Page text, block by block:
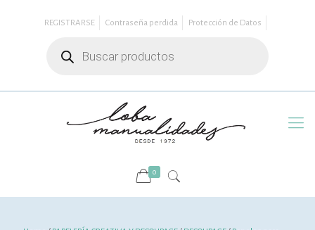
REGISTRARSE Contraseña perdida
Protección de Datos
productos
0